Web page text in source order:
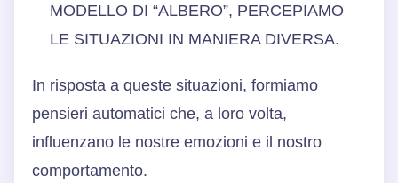
MODELLO DI “ALBERO”, PERCEPIAMO
LE SITUAZIONI IN MANIERA DIVERSA.
In risposta a queste situazioni, formiamo
pensieri automatici che, a loro volta,
influenzano le nostre emozioni e il nostro
comportamento.